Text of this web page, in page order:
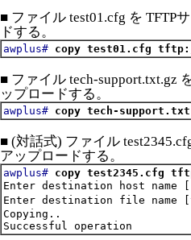
■ ファイル test01.cfg を TFTP
ドする。
awplus# copy test01.cfg
■ ファイル tech-support.txt.gz
ップロードする。
awplus# copy tech-
■ (対話式) ファイル
アップロードする。
awplus# copy test2345.cfg
Enter destination host name
Enter destination file name
Copying..